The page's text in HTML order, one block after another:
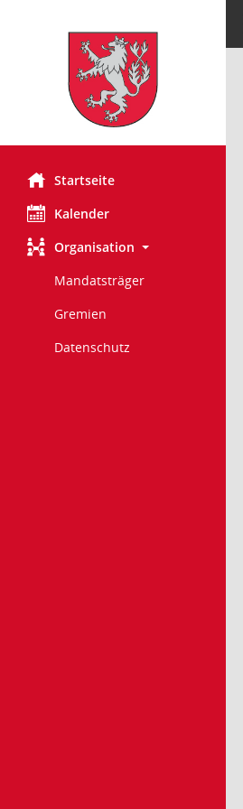
Startseite
Kalender
Organisation
Mandatsträger
Gremien
Datenschutz